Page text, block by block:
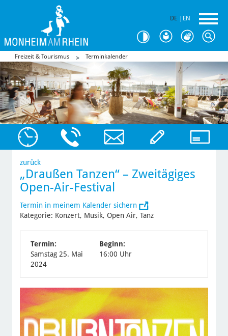
DE EN
Freizeit & Tourismus Terminkalender
zurück
„Draußen Tanzen“ – Zweitägiges
Open-Air-Festival
Termin in meinem Kalender sichern
Kategorie: Konzert, Musik, Open Air, Tanz
Termin:
Samstag 25. Mai
2024
Beginn:
16:00 Uhr